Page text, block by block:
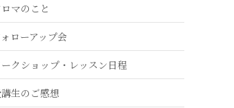
マのこと
ローアップ会
ークショップ・レッスン日程
生のご感想